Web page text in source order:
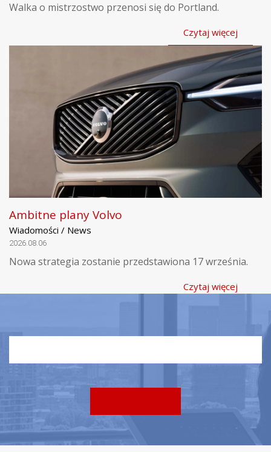
Walka o mistrzostwo przenosi się do Portland.
Czytaj więcej
Ambitne plany Volvo
Wiadomości / News
2026.08.06
Nowa strategia zostanie przedstawiona 17 września.
Czytaj więcej